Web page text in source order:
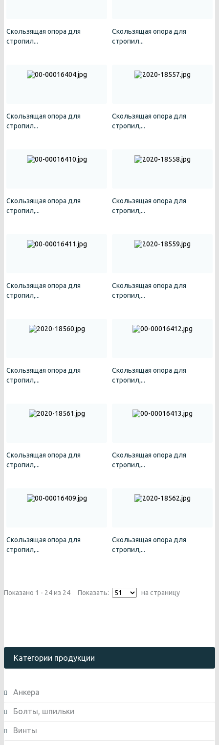
Скользящая опора для
стропил...
Скользящая опора для
стропил...
Скользящая опора для
стропил...
Скользящая опора для
стропил,...
Скользящая опора для
стропил,...
Скользящая опора для
стропил,...
Скользящая опора для
стропил,...
Скользящая опора для
стропил,...
Скользящая опора для
стропил,...
Скользящая опора для
стропил,...
Скользящая опора для
стропил,...
Скользящая опора для
стропил,...
Скользящая опора для
стропил,...
Скользящая опора для
стропил,...
Показано 1 - 24 из 24 Показать: на страницу
Категории продукции
Анкера
Болты, шпильки
Винты